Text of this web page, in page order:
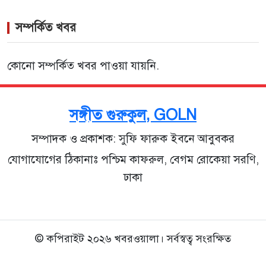
সম্পর্কিত খবর
কোনো সম্পর্কিত খবর পাওয়া যায়নি.
সঙ্গীত গুরুকুল, GOLN
সম্পাদক ও প্রকাশক: সুফি ফারুক ইবনে আবুবকর
যোগাযোগের ঠিকানাঃ পশ্চিম কাফরুল, বেগম রোকেয়া সরণি,
ঢাকা
© কপিরাইট ২০২৬ খবরওয়ালা। সর্বস্বত্ব সংরক্ষিত